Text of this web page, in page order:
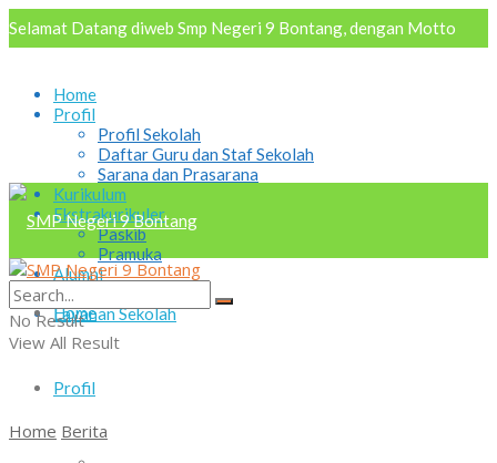
Selamat Datang diweb Smp Negeri 9 Bontang, dengan Motto
Home
Profil
Profil Sekolah
Daftar Guru dan Staf Sekolah
Sarana dan Prasarana
Kurikulum
Ekstrakurikuler
Paskib
Pramuka
Alumni
Osis
Layanan Sekolah
Home
Profil
No Result
View All Result
Home Berita